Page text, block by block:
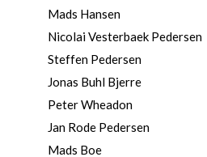
Mads Hansen
Nicolai Vesterbaek Pedersen
Steffen Pedersen
Jonas Buhl Bjerre
Peter Wheadon
Jan Rode Pedersen
Mads Boe